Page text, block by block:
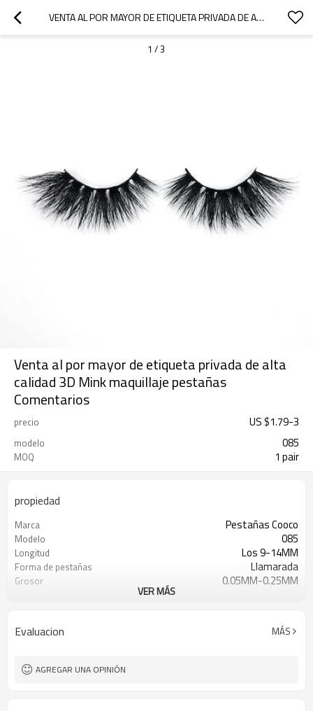
VENTA AL POR MAYOR DE ETIQUETA PRIVADA DE ALTA CALIDAD 3D MINK MAQUILLAJE PESTAÑAS COMENTARIOS
1 /3
Venta al por mayor de etiqueta privada de alta
calidad 3D Mink maquillaje pestañas
Comentarios
precio US $1.79-3
modelo 085
MOQ 1 pair
propiedad
Marca Pestañas Cooco
Modelo 085
Longitud Los 9-14MM
Forma de pestañas Llamarada
Grosor 0.05MM-0.25MM
T / T, Paypal, Western Union, Money
Gram
VER MÁS
Evaluacion MÁS
AGREGAR UNA OPINIÓN